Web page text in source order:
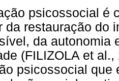
psicossocial é
da restauração do
da autonomia
(FILIZOLA et
psicossocial que